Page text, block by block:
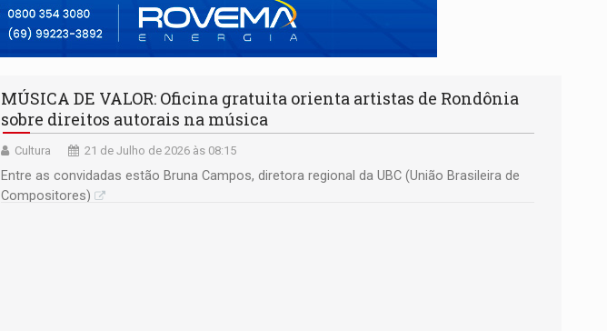
MÚSICA DE VALOR: Oficina gratuita orienta artistas de Rondônia
sobre direitos autorais na música
Cultura 21 de Julho de 2026 às 08:15
Entre as convidadas estão Bruna Campos, diretora regional da UBC (União Brasileira de
Compositores)